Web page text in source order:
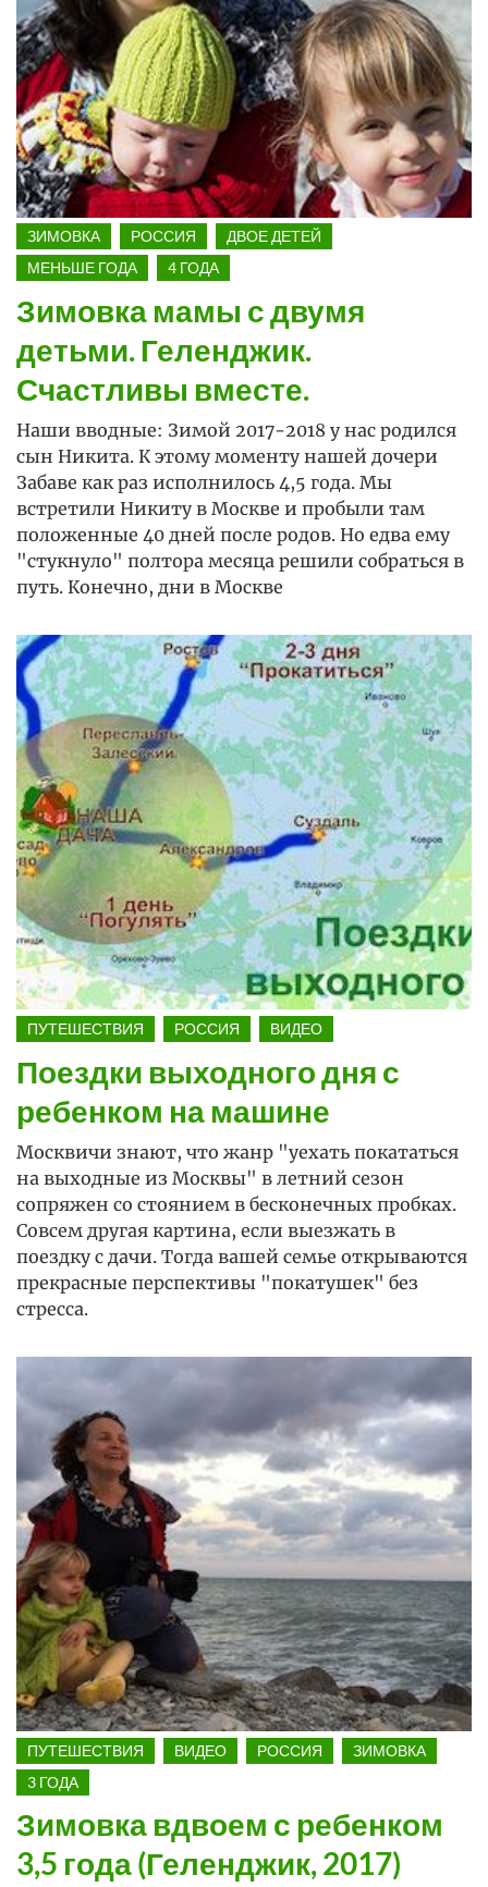
ЗИМОВКА РОССИЯ
ДВОЕ ДЕТЕЙ
МЕНЬШЕ ГОДА
4 ГОДА
Зимовка мамы с двумя
детьми. Геленджик.
Счастливы вместе.
Наши вводные: Зимой 2017-2018 у нас родился
сын Никита. К этому моменту нашей дочери
Забаве как раз исполнилось 4,5 года. Мы
встретили Никиту в Москве и пробыли там
положенные 40 дней после родов. Но едва ему
"стукнуло" полтора месяца решили собраться в
путь. Конечно, дни в Москве
ПУТЕШЕСТВИЯ РОССИЯ ВИДЕО
Поездки выходного дня с
ребенком на машине
Москвичи знают, что жанр "уехать покататься
на выходные из Москвы" в летний сезон
сопряжен со стоянием в бесконечных пробках.
Совсем другая картина, если выезжать в
поездку с дачи. Тогда вашей семье открываются
прекрасные перспективы "покатушек" без
стресса.
ПУТЕШЕСТВИЯ ВИДЕО РОССИЯ
ЗИМОВКА
3 ГОДА
Зимовка вдвоем с ребенком
3,5 года (Геленджик, 2017)